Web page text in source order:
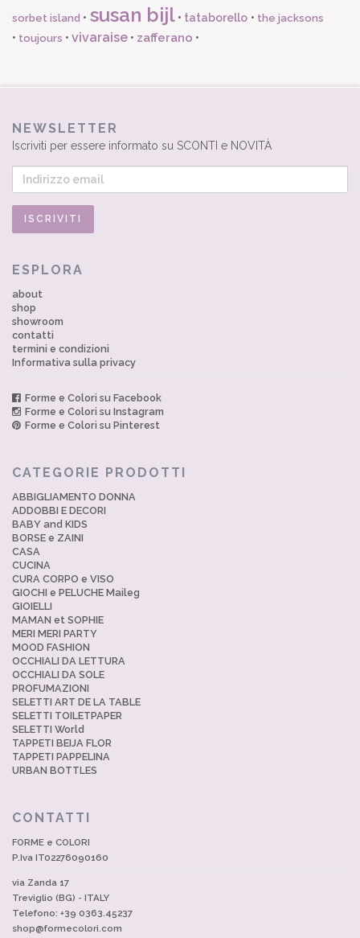
sorbet island • susan bijl• tataborello • the jacksons
• toujours • vivaraise • zafferano •
NEWSLETTER
Iscriviti per essere informato su SCONTI e NOVITÀ
ESPLORA
about
shop
showroom
contatti
termini e condizioni
Informativa sulla privacy
Forme e Colori su Facebook
Forme e Colori su Instagram
Forme e Colori su Pinterest
CATEGORIE PRODOTTI
ABBIGLIAMENTO DONNA
ADDOBBI E DECORI
BABY and KIDS
BORSE e ZAINI
CASA
CUCINA
CURA CORPO e VISO
GIOCHI e PELUCHE Maileg
GIOIELLI
MAMAN et SOPHIE
MERI MERI PARTY
MOOD FASHION
OCCHIALI DA LETTURA
OCCHIALI DA SOLE
PROFUMAZIONI
SELETTI ART DE LA TABLE
SELETTI TOILETPAPER
SELETTI World
TAPPETI BEIJA FLOR
TAPPETI PAPPELINA
URBAN BOTTLES
CONTATTI
FORME e COLORI
P.Iva IT02276090160
via Zanda 17
Treviglio (BG) - ITALY
Telefono: +39 0363.45237
shop@formecolori.com